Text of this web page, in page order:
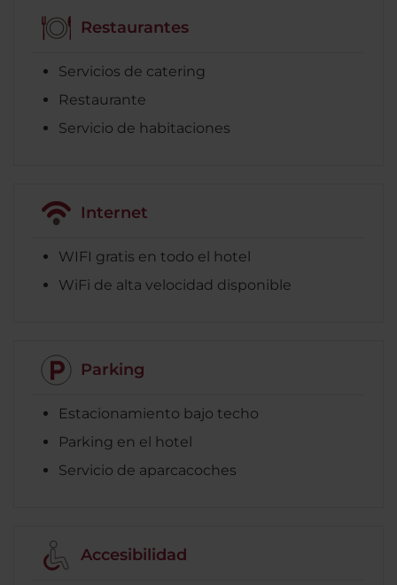
Restaurantes
Servicios de catering
Restaurante
Servicio de habitaciones
Internet
WIFI gratis en todo el hotel
WiFi de alta velocidad disponible
Parking
Estacionamiento bajo techo
Parking en el hotel
Servicio de aparcacoches
Accesibilidad